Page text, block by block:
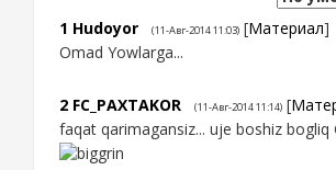
1 Hudoyor (11-Авг-2014 11:03) [Материал]
Omad Yowlarga...
2 FC_PAXTAKOR (11-Авг-2014 11:14) [
faqat qarimagansiz... uje boshiz bogliq